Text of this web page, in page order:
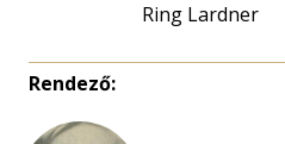
Ring Lardner
Rendező: